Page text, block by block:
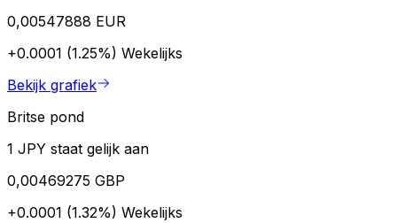
0,00547888 EUR
+0.0001 (1.25%) Wekelijks
Bekijk grafiek
Britse pond
1 JPY staat gelijk aan
0,00469275 GBP
+0.0001 (1.32%) Wekelijks